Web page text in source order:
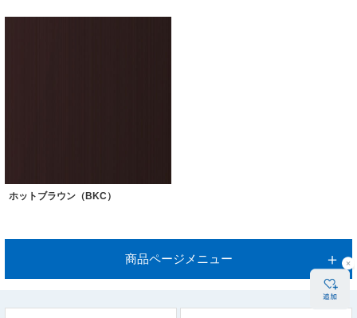
ホットブラウン（BKC）
商品ページメニュー